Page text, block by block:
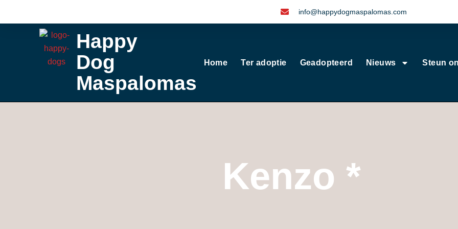
info@happydogmaspalomas.com
Happy
Dog
Maspalomas
Home Ter adoptie Geadopteerd Nieuws Steun
Kenzo *